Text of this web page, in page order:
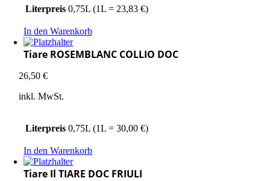
Literpreis 0,75L (1L = 23,83 €)
In den Warenkorb
Tiare ROSEMBLANC COLLIO DOC
26,50€
inkl. MwSt.
Literpreis 0,75L (1L = 30,00 €)
In den Warenkorb
Tiare Il TIARE DOC FRIULI